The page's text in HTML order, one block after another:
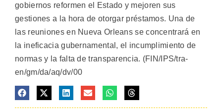
gobiernos reformen el Estado y mejoren sus
gestiones a la hora de otorgar préstamos. Una de
las reuniones en Nueva Orleans se concentrará en
la ineficacia gubernamental, el incumplimiento de
normas y la falta de transparencia. (FIN/IPS/tra-
en/gm/da/aq/dv/00